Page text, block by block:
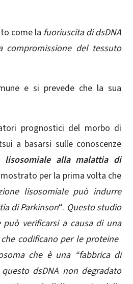
come la fuoriuscita di dsDNA
compromissione del tessuto
e si prevede che la sua
prognostici del morbo di
a basarsi sulle conoscenze
alla malattia di
per la prima volta che
lisosomiale può indurre
di Parkinson“. Questo studio
verificarsi a causa di una
codificano per le proteine
che è una “fabbrica di
dsDNA non degradato